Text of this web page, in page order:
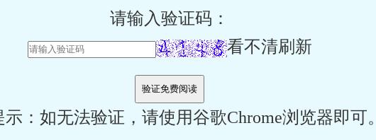
请输入验证码：
看不清刷新
：如无法验证，请使用谷歌Chrome浏览器即可。